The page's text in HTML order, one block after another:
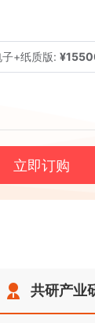
子+纸质版:
立即订购
共研产业